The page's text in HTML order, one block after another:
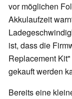
vor möglichen
Akkulaufzeit
ist, dass die
Replacement
gekauft werden
Bereits eine